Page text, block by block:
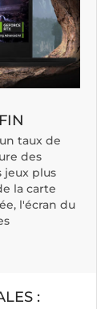
taux de
des
jeux plus
la carte
l'écran du
: